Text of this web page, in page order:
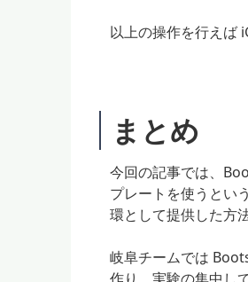
以上の操作を行えば
まとめ
今回の記事では、
プレートを使うとい
環として提供した方
岐阜チームでは
作り、実験の集中し